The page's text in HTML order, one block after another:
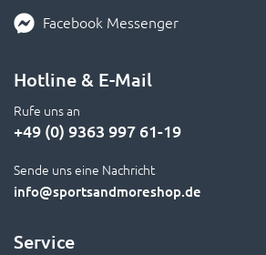
Facebook Messenger
Hotline & E-Mail
Rufe uns an
+49 (0) 9363 997 61-19
Sende uns eine Nachricht
info@sportsandmoreshop.de
Service